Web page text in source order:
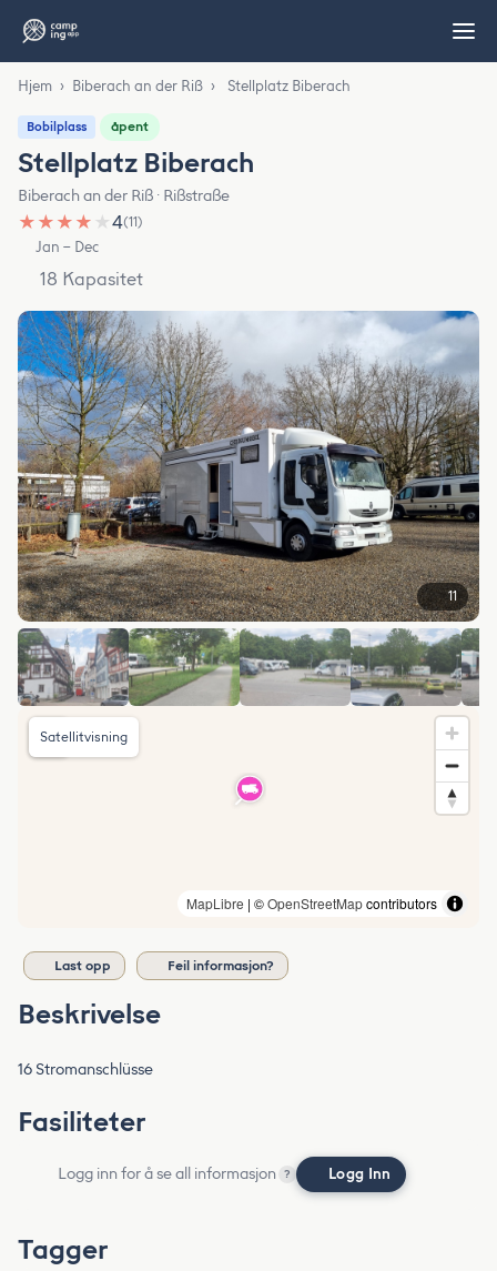
Hjem › Biberach an der Riß › Stellplatz Biberach
Bobilplass åpent
Stellplatz Biberach
Biberach an der Riß · Rißstraße
★ ★ ★ ★ ★4(11)
Jan – Dec
18 Kapasitet
11
MapLibre | ©OpenStreetMapcontributors
Satellitvisning
Last opp Feil informasjon?
Beskrivelse
16 Stromanschlüsse
Fasiliteter
Logg inn for å se all informasjon ? Logg Inn
Tagger